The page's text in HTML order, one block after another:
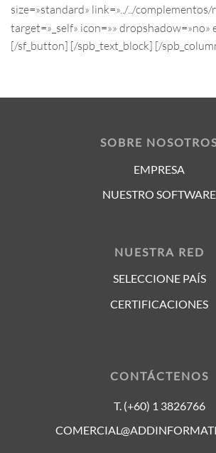
size=»standard» link=»../../complementos/
target=»_self» icon=»» dropshadow=»no»
[/sf_button] [/spb_text_block] [/
SOBRE
EMPRESA
NUESTRO SOFTWARE
NUESTRA RED
SELECCIONE PAÍS
CERTIFICACIONES
CONTÁCTENOS
T. (+60) 1 3826766